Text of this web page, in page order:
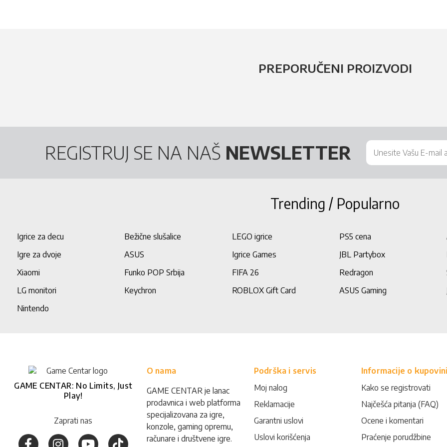
PREPORUČENI PROIZVODI
REGISTRUJ SE NA NAŠ NEWSLETTER
Trending / Popularno
Igrice za decu Bežične slušalice LEGO igrice PS5 cena
Igre za dvoje
ASUS Igrice Games JBL Partybox
Xiaomi
Funko POP Srbija FIFA 26 Redragon
LG monitori
Keychron ROBLOX Gift Card ASUS Gaming
Nintendo
GAME CENTAR: No Limits, Just
Play!
Zaprati nas
O nama
GAME CENTAR je lanac
prodavnica i web platforma
specijalizovana za igre,
konzole, gaming opremu,
računare i društvene igre.
Podrška i servis
Moj nalog
Reklamacije
Garantni uslovi
Uslovi korišćenja
Informacije o kupovini
Kako se registrovati
Najčešća pitanja (FAQ)
Ocene i komentari
Praćenje porudžbine